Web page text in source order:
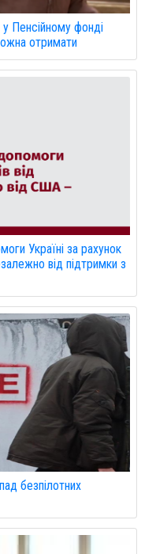
у Пенсійному фонді
отримати
Україні за рахунок
від підтримки з
безпілотних